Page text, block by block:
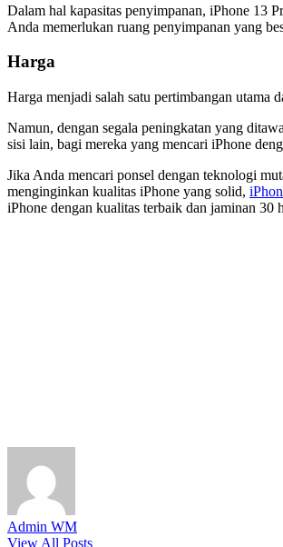
Dalam hal kapasitas penyimpanan, iPhone 13
Anda memerlukan ruang penyimpanan yang
Harga
Harga menjadi salah satu pertimbangan
Namun, dengan segala peningkatan yang
sisi lain, bagi mereka yang mencari iPhone
Jika Anda mencari ponsel dengan teknologi
menginginkan kualitas iPhone yang solid,
iPhone dengan kualitas terbaik dan jaminan 30
Admin WM
View All Posts